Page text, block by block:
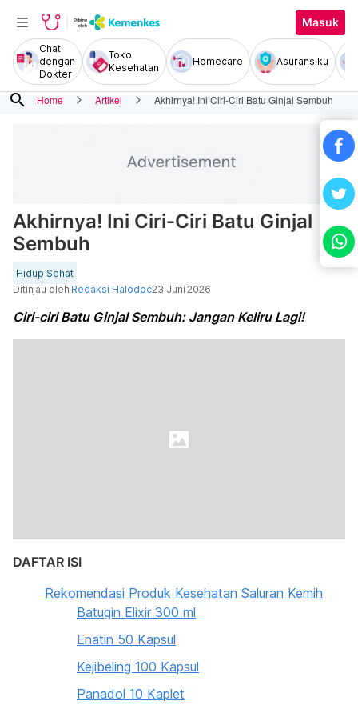
Masuk
Chat
dengan
Dokter
Toko
Kesehatan
Homecare Asuransiku
search Home Artikel Akhirnya! Ini Ciri-Ciri Batu Ginjal Sembuh
Akhirnya! Ini Ciri-Ciri Batu Ginjal
Sembuh
Hidup Sehat
Ditinjau oleh Redaksi Halodoc23 Juni 2026
Ciri-ciri Batu Ginjal Sembuh: Jangan Keliru Lagi!
DAFTAR ISI
Rekomendasi Produk Kesehatan Saluran Kemih
Batugin Elixir 300 ml
Enatin 50 Kapsul
Kejibeling 100 Kapsul
Panadol 10 Kaplet